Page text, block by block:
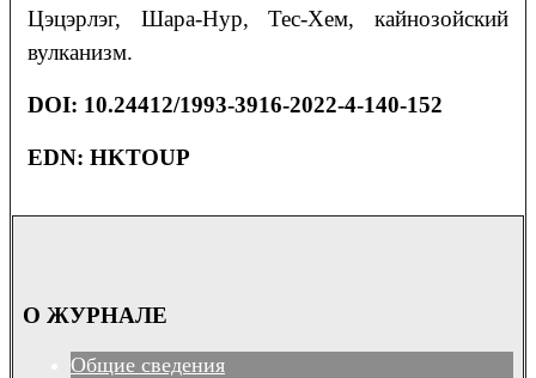
Цэцэрлэг, Шара-Нур, Тес-Хем, кайнозойский
вулканизм.
DOI: 10.24412/1993-3916-2022-4-140-152
EDN: HKTOUP
О ЖУРНАЛЕ
Общие сведения